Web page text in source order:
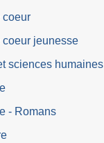
coeur
coeur jeunesse
sciences humaines
- Romans